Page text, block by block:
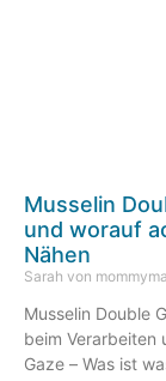
Musselin
und worauf
Nähen
Sarah von
Musselin Double
beim Verarbeiten
Gaze – Was ist